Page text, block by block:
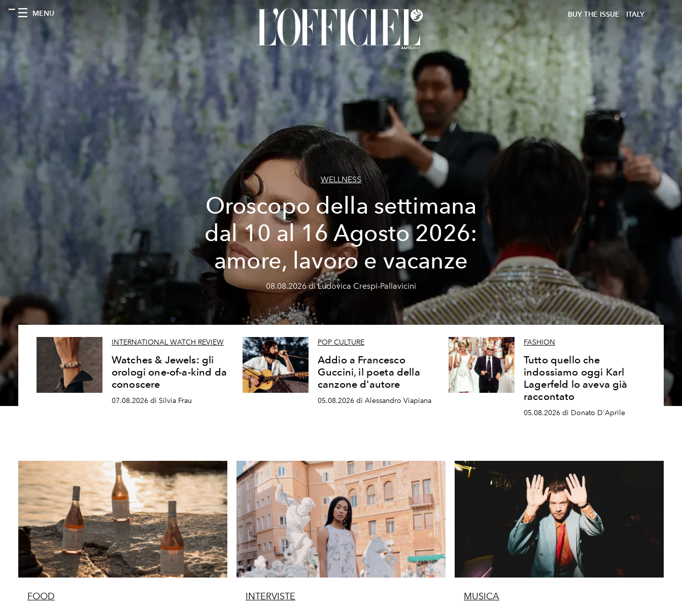
MENU BUY THE ISSUE ITALY
WELLNESS
Oroscopo della settimana
dal 10 al 16 Agosto 2026:
amore, lavoro e vacanze
08.08.2026 di Ludovica Crespi-Pallavicini
INTERNATIONAL WATCH REVIEW
Watches & Jewels: gli
orologi one-of-a-kind da
conoscere
07.08.2026 di Silvia Frau
POP CULTURE
Addio a Francesco
Guccini, il poeta della
canzone d'autore
05.08.2026 di Alessandro Viapiana
FASHION
Tutto quello che
indossiamo oggi Karl
Lagerfeld lo aveva già
raccontato
05.08.2026 di Donato D'Aprile
FOOD INTERVISTE MUSICA